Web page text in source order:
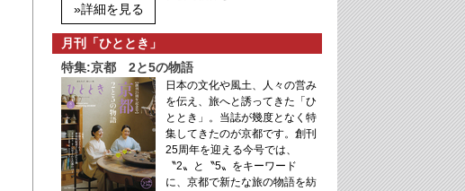
»詳細を見る
月刊「ひととき」
特集:京都 2と5の物語
日本の文化や風土、人々の営み
を伝え、旅へと誘ってきた「ひ
ととき」。当誌が幾度となく特
集してきたのが京都です。創刊
25周年を迎える今号では、
〝2〟と〝5〟をキーワード
に、京都で新たな旅の物語を紡